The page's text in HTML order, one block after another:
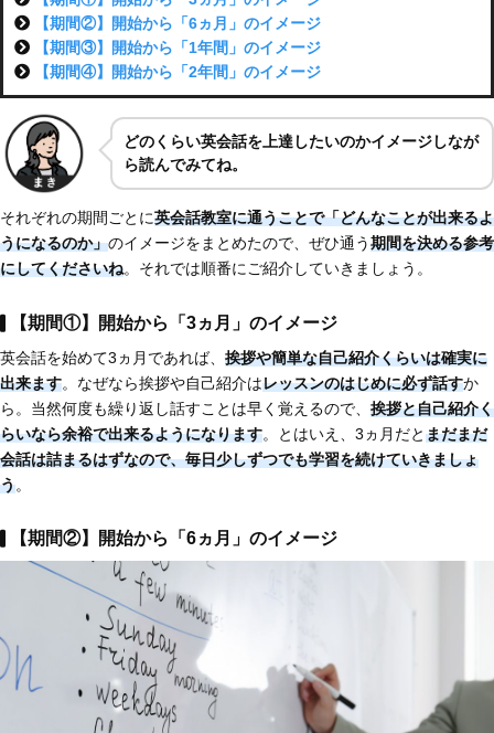
【期間②】開始から「6ヵ月」のイメージ
【期間③】開始から「1年間」のイメージ
【期間④】開始から「2年間」のイメージ
どのくらい英会話を上達したいのかイメージしなが
ら読んでみてね。
それぞれの期間ごとに英会話教室に通うことで「どんなことが出来るよ
うになるのか」のイメージをまとめたので、ぜひ通う期間を決める参考
にしてくださいね。それでは順番にご紹介していきましょう。
【期間①】開始から「3ヵ月」のイメージ
英会話を始めて3ヵ月であれば、 挨拶や簡単な自己紹介くらいは確実に
出来ます。なぜなら挨拶や自己紹介はレッスンのはじめに必ず話すか
ら。当然何度も繰り返し話すことは早く覚えるので、 挨拶と自己紹介く
らいなら余裕で出来るようになります。とはいえ、3ヵ月だとまだまだ
会話は詰まるはずなので、毎日少しずつでも学習を続けていきましょ
う。
【期間②】開始から「6ヵ月」のイメージ